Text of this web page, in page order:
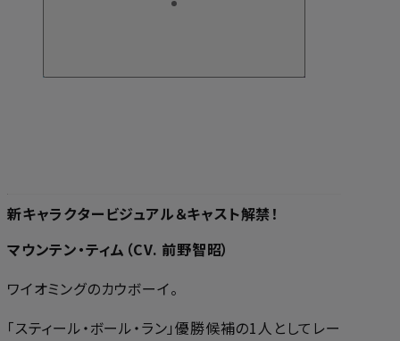
新キャラクタービジュアル＆キャスト解禁！
マウンテン・ティム（CV. 前野智昭）
ワイオミングのカウボーイ。
「スティール・ボール・ラン」優勝候補の1人としてレー